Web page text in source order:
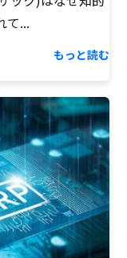
て...
もっと読む